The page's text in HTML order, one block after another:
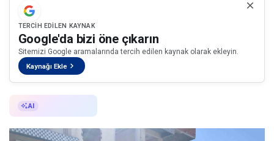
TERCIH EDILEN KAYNAK
Google'da bizi öne çıkarın
Sitemizi Google aramalarında tercih edilen kaynak olarak ekleyin.
Kaynağı Ekle
AI